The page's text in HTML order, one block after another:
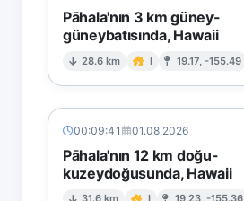
Pāhala'nın 3 km güney-
güneybatısında, Hawaii
28.6 km I 19.17, -155.49
00:09:41 01.08.2026
Pāhala'nın 12 km doğu-
kuzeydoğusunda, Hawaii